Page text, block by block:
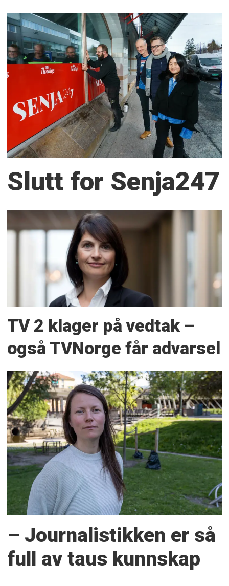
Slutt for Senja247
TV 2 klager på vedtak –
også TVNorge får advarsel
– Journalistikken er så
full av taus kunnskap